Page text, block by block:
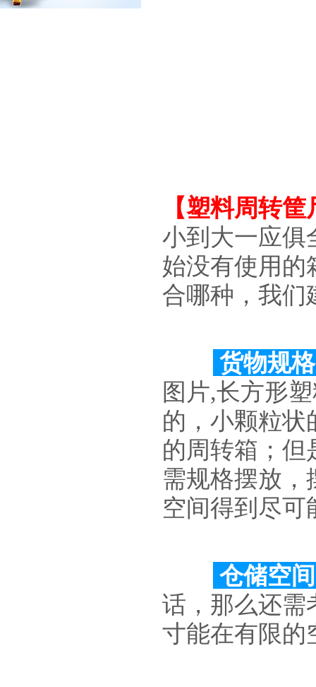
【塑料周转筐
小到大一应俱
始没有使用的
合哪种，我们
货物规
图片,长方形
的，小颗粒状
的周转箱；但
需规格摆放，
空间得到尽可
仓储空
话，那么还需
寸能在有限的